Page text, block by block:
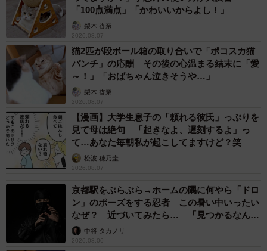
2/6
「新潟でのゴールデンカムイ展では、土曜日の入場特典が鶴見中尉と鯉
登少尉のお面でした（ミニ色紙は鶴見中尉のみでした）。土曜日でなけ
れば違うキャラクター（白石由竹）の顔がロッカーに並んでいたかもし
展示作品の一部のような「完成されたロッカー」
ーー「金カム」の世界観を体感しているようなホラーなロ
「当日は、スタッフさんや入場者の皆さんが特典のお面を
つけて歩いているだけでもだいぶ面白かったのですが、お
土産を買って帰る時に『完成』されたコインロッカーを目
「100点満点」「かわいいからよし！」
梨木 香奈
2026.08.07
猫2匹が段ボール箱の取り合いで「ポコスカ猫
パンチ」の応酬 その後の心温まる結末に「愛
～！」「おばちゃん泣きそうや…」
梨木 香奈
2026.08.07
【漫画】大学生息子の「頼れる彼氏」っぷりを
見て母は絶句 「起きなよ、遅刻するよ」っ
て…あなた毎朝私が起こしてますけど？笑
松波 穂乃圭
2026.08.07
京都駅をぶらぶら→ホームの隅に何やら「ドロ
ン」のポーズをする忍者 この暑い中いったい
なぜ？ 近づいてみたら… 「見つかるなんて
未熟」中将 タカノリ
2026.08.06